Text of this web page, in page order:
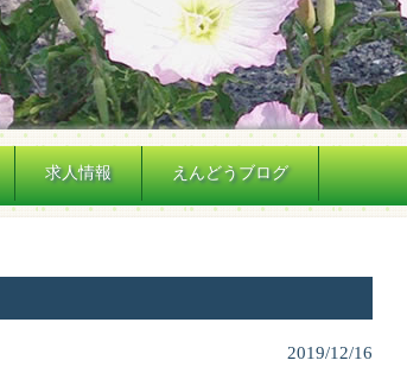
求人情報 えんどうブログ
2019/12/16